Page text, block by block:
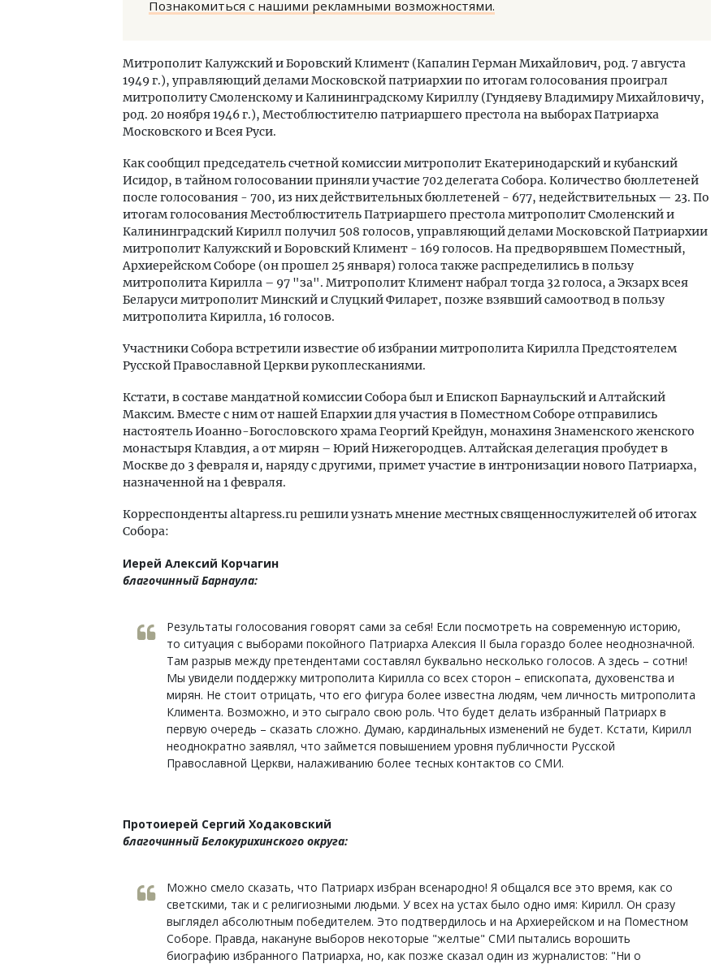
Познакомиться с нашими рекламными возможностями.
Митрополит Калужский и Боровский Климент (Капалин Герман Михайлович, род. 7 августа
1949 г.), управляющий делами Московской патриархии по итогам голосования проиграл
митрополиту Смоленскому и Калининградскому Кириллу (Гундяеву Владимиру Михайловичу,
род. 20 ноября 1946 г.), Местоблюстителю патриаршего престола на выборах Патриарха
Московского и Всея Руси.
Как сообщил председатель счетной комиссии митрополит Екатеринодарский и кубанский
Исидор, в тайном голосовании приняли участие 702 делегата Собора. Количество бюллетеней
после голосования - 700, из них действительных бюллетеней - 677, недействительных — 23. По
итогам голосования Местоблюститель Патриаршего престола митрополит Смоленский и
Калининградский Кирилл получил 508 голосов, управляющий делами Московской Патриархии
митрополит Калужский и Боровский Климент - 169 голосов. На предворявшем Поместный,
Архиерейском Соборе (он прошел 25 января) голоса также распределились в пользу
митрополита Кирилла – 97 "за". Митрополит Климент набрал тогда 32 голоса, а Экзарх всея
Беларуси митрополит Минский и Слуцкий Филарет, позже взявший самоотвод в пользу
митрополита Кирилла, 16 голосов.
Участники Собора встретили известие об избрании митрополита Кирилла Предстоятелем
Русской Православной Церкви рукоплесканиями.
Кстати, в составе мандатной комиссии Собора был и Епископ Барнаульский и Алтайский
Максим. Вместе с ним от нашей Епархии для участия в Поместном Соборе отправились
настоятель Иоанно-Богословского храма Георгий Крейдун, монахиня Знаменского женского
монастыря Клавдия, а от мирян – Юрий Нижегородцев. Алтайская делегация пробудет в
Москве до 3 февраля и, наряду с другими, примет участие в интронизации нового Патриарха,
назначенной на 1 февраля.
Корреспонденты altapress.ru решили узнать мнение местных священнослужителей об итогах
Собора:
Иерей Алексий Корчагин
благочинный Барнаула:
Результаты голосования говорят сами за себя! Если посмотреть на современную историю,
то ситуация с выборами покойного Патриарха Алексия II была гораздо более неоднозначной.
Там разрыв между претендентами составлял буквально несколько голосов. А здесь – сотни!
Мы увидели поддержку митрополита Кирилла со всех сторон – епископата, духовенства и
мирян. Не стоит отрицать, что его фигура более известна людям, чем личность митрополита
Климента. Возможно, и это сыграло свою роль. Что будет делать избранный Патриарх в
первую очередь – сказать сложно. Думаю, кардинальных изменений не будет. Кстати, Кирилл
неоднократно заявлял, что займется повышением уровня публичности Русской
Православной Церкви, налаживанию более тесных контактов со СМИ.
Протоиерей Сергий Ходаковский
благочинный Белокурихинского округа:
Можно смело сказать, что Патриарх избран всенародно! Я общался все это время, как со
светскими, так и с религиозными людьми. У всех на устах было одно имя: Кирилл. Он сразу
выглядел абсолютным победителем. Это подтвердилось и на Архиерейском и на Поместном
Соборе. Правда, накануне выборов некоторые "желтые" СМИ пытались ворошить
биографию избранного Патриарха, но, как позже сказал один из журналистов: "Ни о